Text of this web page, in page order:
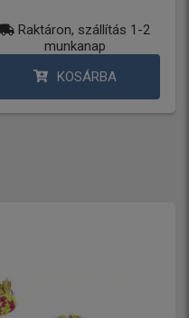
Raktáron, szállítás 1-2
munkanap
KOSÁRBA